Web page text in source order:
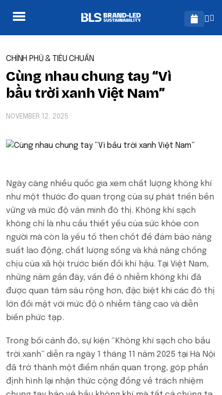
CHÍNH PHỦ & TIÊU CHUẨN
Cùng nhau chung tay “Vì
bầu trời xanh Việt Nam”
NOVEMBER 12, 2025
Ngày càng nhiều quốc gia xem chất lượng không khí
như một thước đo quan trọng của sự phát triển bền
vững và mức độ văn minh đô thị. Không khí sạch
không chỉ là nhu cầu thiết yếu của sức khỏe con
người mà còn là yếu tố then chốt để đảm bảo năng
suất lao động, chất lượng sống và khả năng chống
chịu của xã hội trước biến đổi khí hậu. Tại Việt Nam,
những năm gần đây, vấn đề ô nhiễm không khí đã
được quan tâm sâu rộng hơn, đặc biệt khi các đô thị
lớn đối mặt với mức độ ô nhiễm tăng cao và diễn
biến phức tạp.
Trong bối cảnh đó, sự kiện “Không khí sạch cho bầu
trời xanh” diễn ra ngày 1 tháng 11 năm 2025 tại Hà Nội
đã trở thành một điểm nhấn quan trọng, góp phần
định hình lại nhận thức cộng đồng về trách nhiệm